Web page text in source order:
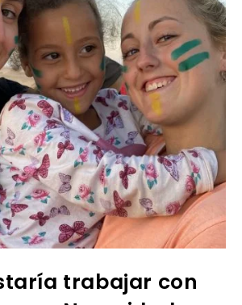
trabajar con